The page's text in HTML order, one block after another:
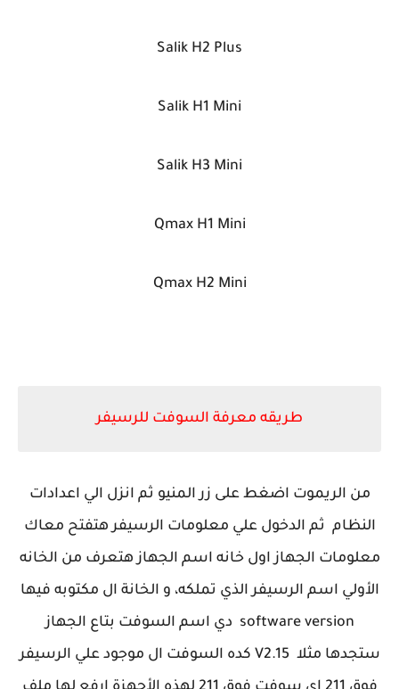
Salik H2 Plus
Salik H1 Mini
Salik H3 Mini
Qmax H1 Mini
Qmax H2 Mini
طريقه معرفة السوفت للرسيفر
من الريموت اضغط على زر المنيو ثم انزل الي اعدادات
النظام ثم الدخول علي معلومات الرسيفر هتفتح معاك
معلومات الجهاز اول خانه اسم الجهاز هتعرف من الخانه
الأولي اسم الرسيفر الذي تملكه، و الخانة ال مكتوبه فيها
software version دي اسم السوفت بتاع الجهاز
ستجدها مثلا V2.15 كده السوفت ال موجود علي الرسيفر